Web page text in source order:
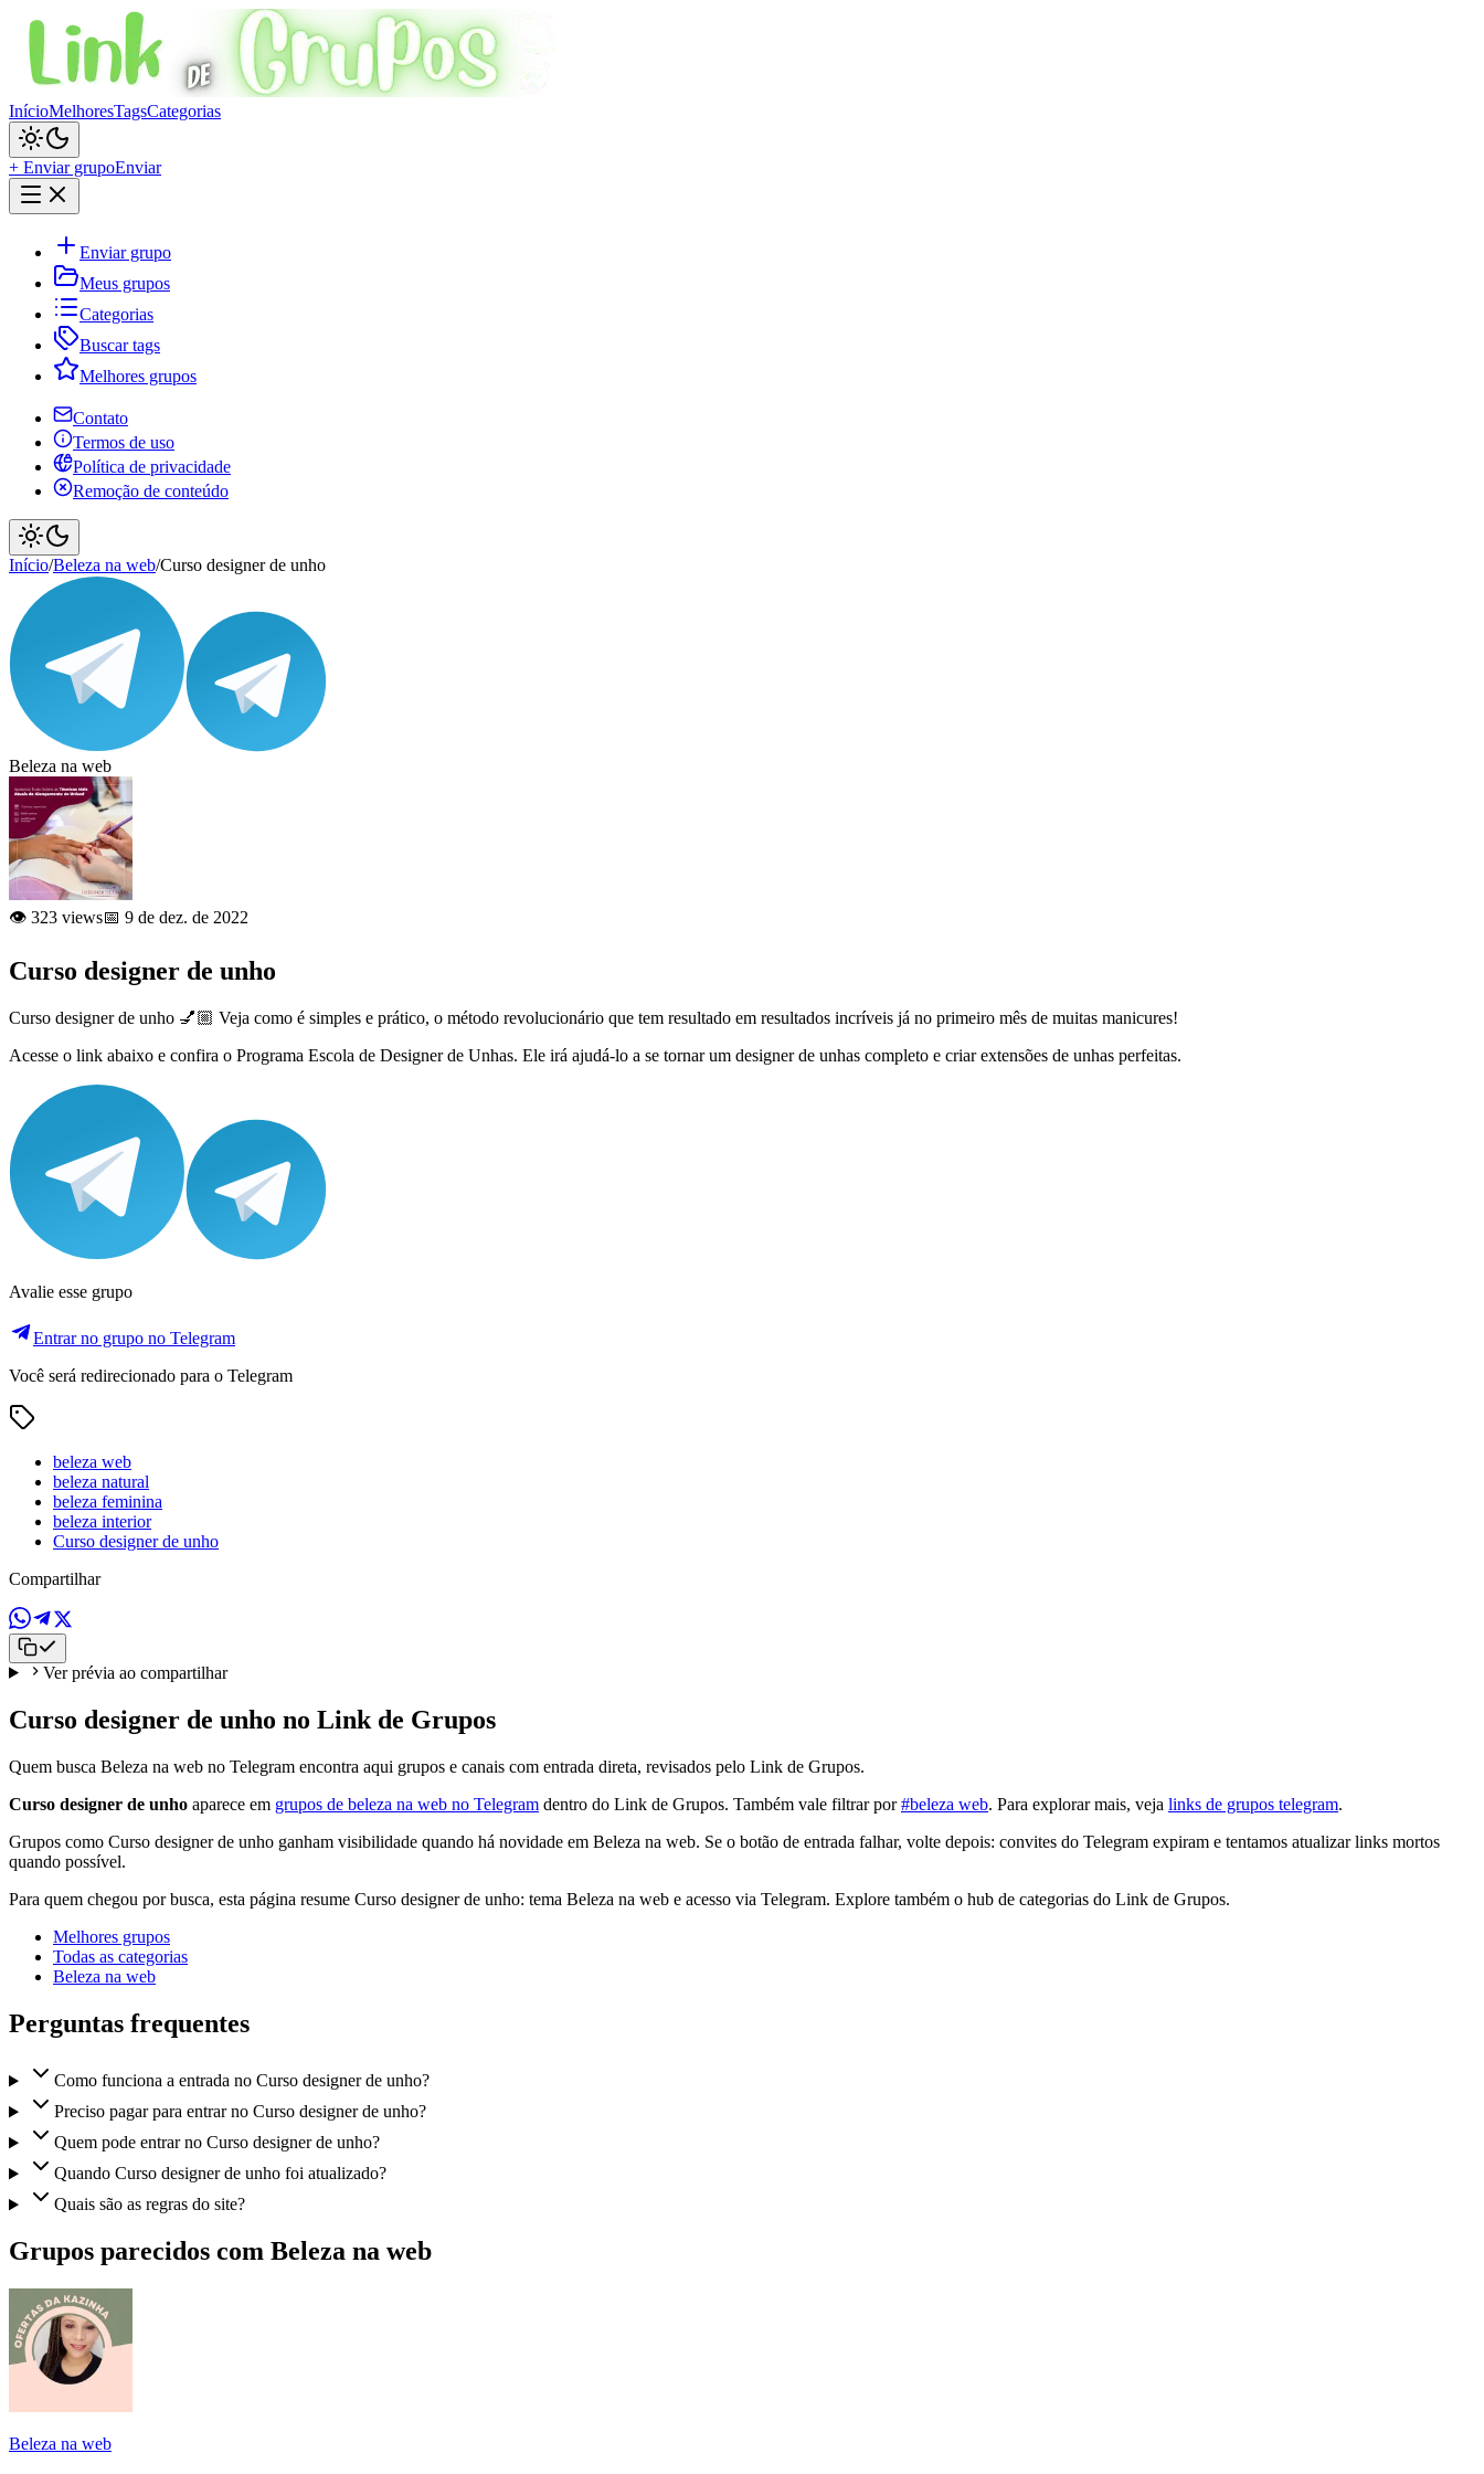
InícioMelhoresTagsCategorias
+ Enviar grupoEnviar
Enviar grupo
Meus grupos
Categorias
Buscar tags
Melhores grupos
Contato
Termos de uso
Política de privacidade
Remoção de conteúdo
Início/Beleza na web/Curso designer de unho
Beleza na web
👁️ 323 views📅 9 de dez. de 2022
Curso designer de unho
Curso designer de unho 💅🏼 Veja como é simples e prático, o método revolucionário que tem resultado em resultados incríveis já no primeiro mês de muitas manicures!
Acesse o link abaixo e confira o Programa Escola de Designer de Unhas. Ele irá ajudá-lo a se tornar um designer de unhas completo e criar extensões de unhas perfeitas.
Avalie esse grupo
Entrar no grupo no Telegram
Você será redirecionado para o Telegram
beleza web
beleza natural
beleza feminina
beleza interior
Curso designer de unho
Compartilhar
Ver prévia ao compartilhar
Curso designer de unho no Link de Grupos
Quem busca Beleza na web no Telegram encontra aqui grupos e canais com entrada direta, revisados pelo Link de Grupos.
Curso designer de unho aparece em grupos de beleza na web no Telegram dentro do Link de Grupos. Também vale filtrar por#beleza web. Para explorar mais, veja links de grupos telegram.
Grupos como Curso designer de unho ganham visibilidade quando há novidade em Beleza na web. Se o botão de entrada falhar, volte depois: convites do Telegram expiram e tentamos atualizar links mortos
quando possível.
Para quem chegou por busca, esta página resume Curso designer de unho: tema Beleza na web e acesso via Telegram. Explore também o hub de categorias do Link de Grupos.
Melhores grupos
Todas as categorias
Beleza na web
Perguntas frequentes
Como funciona a entrada no Curso designer de unho?
Preciso pagar para entrar no Curso designer de unho?
Quem pode entrar no Curso designer de unho?
Quando Curso designer de unho foi atualizado?
Quais são as regras do site?
Grupos parecidos com Beleza na web
Beleza na web